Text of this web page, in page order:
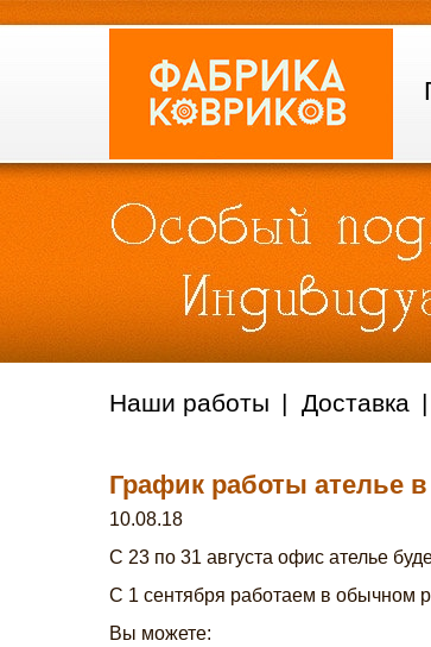
Наши работы Доставка
График работы ателье в
10.08.18
С 23 по 31 августа офис ателье
С 1 сентября работаем в обычном
Вы можете: